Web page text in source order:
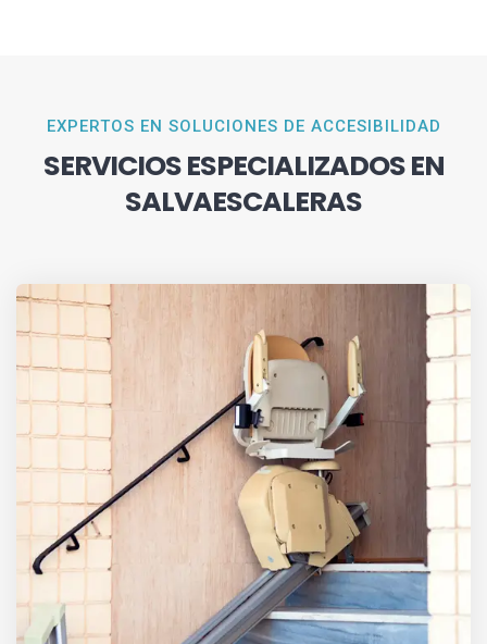
EXPERTOS EN SOLUCIONES DE ACCESIBILIDAD
SERVICIOS ESPECIALIZADOS EN
SALVAESCALERAS